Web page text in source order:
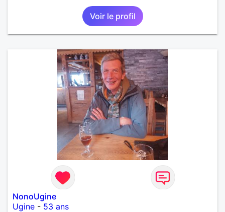
Voir le profil
NonoUgine
Ugine - 53 ans